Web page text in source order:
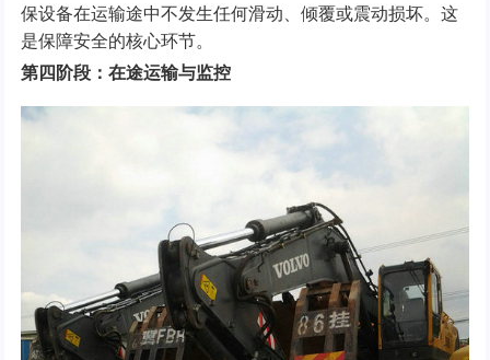
保设备在运输途中不发生任何滑动、倾覆或震动损坏。这
是保障安全的核心环节。
第四阶段：在途运输与监控